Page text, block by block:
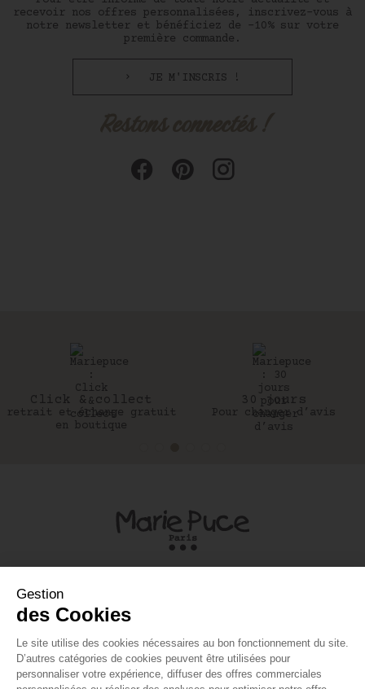
recevoir nos offres personnalisées, inscrivez-vous à
notre newsletter et bénéficiez de -10% sur votre
première commande.
JE M'INSCRIS !
Click & collect
retrait et échange gratuit
en boutique
30 jours
Pour changer d’avis
A PROPOS
MON COMPTE